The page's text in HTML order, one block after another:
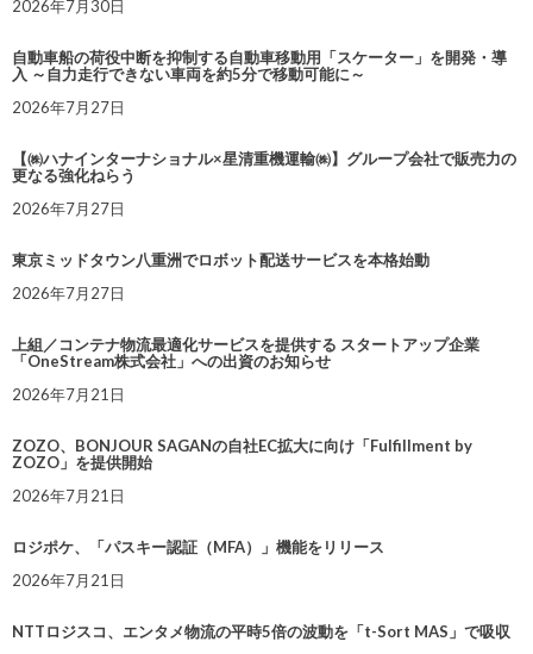
2026年7月30日
自動車船の荷役中断を抑制する自動車移動用「スケーター」を開発・導
入 ～自力走行できない車両を約5分で移動可能に～
2026年7月27日
【㈱ハナインターナショナル×星清重機運輸㈱】グループ会社で販売力の
更なる強化ねらう
2026年7月27日
東京ミッドタウン八重洲でロボット配送サービスを本格始動
2026年7月27日
上組／コンテナ物流最適化サービスを提供する スタートアップ企業
「OneStream株式会社」への出資のお知らせ
2026年7月21日
ZOZO、BONJOUR SAGANの自社EC拡大に向け「Fulfillment by
ZOZO」を提供開始
2026年7月21日
ロジポケ、「パスキー認証（MFA）」機能をリリース
2026年7月21日
NTTロジスコ、エンタメ物流の平時5倍の波動を「t-Sort MAS」で吸収